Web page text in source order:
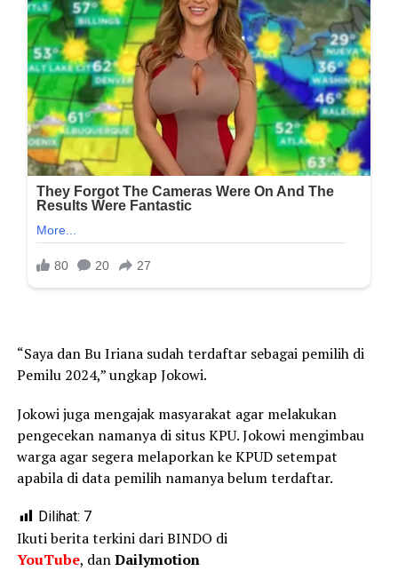
“Saya dan Bu Iriana sudah terdaftar sebagai pemilih di
Pemilu 2024,” ungkap Jokowi.
Jokowi juga mengajak masyarakat agar melakukan
pengecekan namanya di situs KPU. Jokowi mengimbau
warga agar segera melaporkan ke KPUD setempat
apabila di data pemilih namanya belum terdaftar.
Dilihat: 7
Ikuti berita terkini dari BINDO di
YouTube, danDailymotion